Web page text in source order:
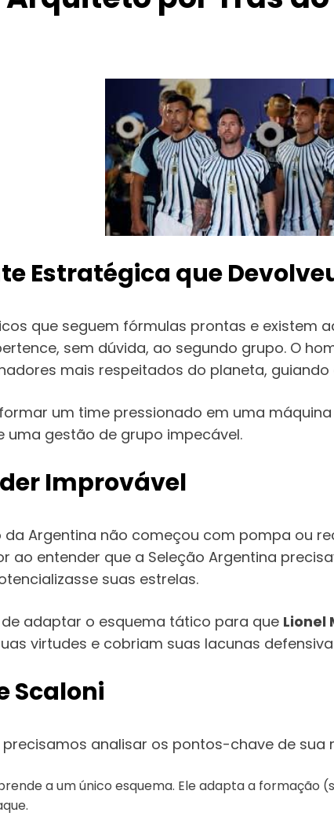
Estratégica que
que seguem fórmulas prontas e existem
sem dúvida, ao segundo grupo. O
mais respeitados do planeta, guiando
um time pressionado em uma
uma gestão de grupo impecável.
Improvável
Argentina não começou com pompa ou
ao entender que a Seleção Argentina
suas estrelas.
adaptar o esquema tático para que Lionel
virtudes e cobriam suas lacunas
Scaloni
analisar os pontos-chave de sua
a um único esquema. Ele adapta a